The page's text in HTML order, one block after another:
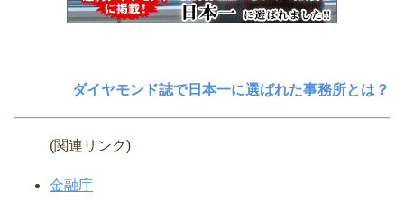
ダイヤモンド誌で日本一に選ばれた事務所とは？
(関連リンク)
金融庁